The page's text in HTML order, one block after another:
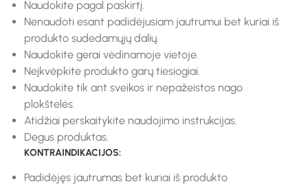
Naudokite pagal paskirtį.
Nenaudoti esant padidėjusiam jautrumui bet kuriai iš
produkto sudedamųjų dalių.
Naudokite gerai vėdinamoje vietoje.
Neįkvėpkite produkto garų tiesiogiai.
Naudokite tik ant sveikos ir nepažeistos nago
plokštelės.
Atidžiai perskaitykite naudojimo instrukcijas.
Degus produktas.
KONTRAINDIKACIJOS:
Padidėjęs jautrumas bet kuriai iš produkto